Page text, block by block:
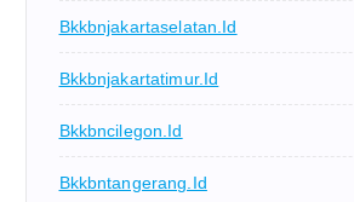
Bkkbnjakartaselatan.id
Bkkbnjakartatimur.id
Bkkbncilegon.id
Bkkbntangerang.id